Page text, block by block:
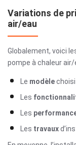
Variations de
air/eau
Globalement, voici
pompe à chaleur air/
Le modèle
Les
Les
Les travaux